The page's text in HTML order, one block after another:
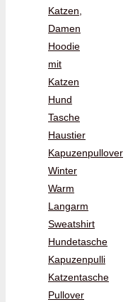
Katzen,
Damen
Hoodie
mit
Katzen
Hund
Tasche
Haustier
Kapuzenpullover
Winter
Warm
Langarm
Sweatshirt
Hundetasche
Kapuzenpulli
Katzentasche
Pullover